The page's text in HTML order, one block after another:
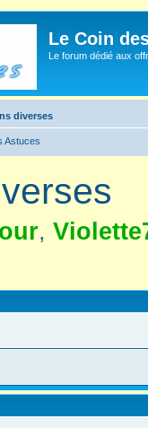
Le Coin
Le forum dédié aux
diverses
Astuces
,